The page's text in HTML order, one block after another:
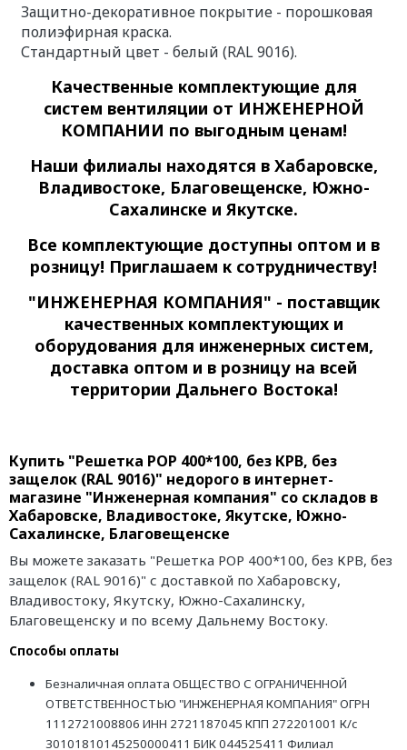
Защитно-декоративное покрытие - порошковая
полиэфирная краска.
Стандартный цвет - белый (RAL 9016).
Качественные комплектующие для
систем вентиляции от ИНЖЕНЕРНОЙ
КОМПАНИИ по выгодным ценам!
Наши филиалы находятся в Хабаровске,
Владивостоке, Благовещенске, Южно-
Сахалинске и Якутске.
Все комплектующие доступны оптом и в
розницу! Приглашаем к сотрудничеству!
"ИНЖЕНЕРНАЯ КОМПАНИЯ" - поставщик
качественных комплектующих и
оборудования для инженерных систем,
доставка оптом и в розницу на всей
территории Дальнего Востока!
Купить "Решетка РОР 400*100, без КРВ, без
защелок (RAL 9016)" недорого в интернет-
магазине "Инженерная компания" со складов в
Хабаровске, Владивостоке, Якутске, Южно-
Сахалинске, Благовещенске
Вы можете заказать "Решетка РОР 400*100, без КРВ, без
защелок (RAL 9016)" с доставкой по Хабаровску,
Владивостоку, Якутску, Южно-Сахалинску,
Благовещенску и по всему Дальнему Востоку.
Способы оплаты
Безналичная оплата ОБЩЕСТВО С ОГРАНИЧЕННОЙ
ОТВЕТСТВЕННОСТЬЮ "ИНЖЕНЕРНАЯ КОМПАНИЯ" ОГРН
1112721008806 ИНН 2721187045 КПП 272201001 К/с
30101810145250000411 БИК 044525411 Филиал